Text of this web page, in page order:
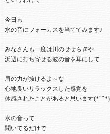
⁡今日ゎ⁡
⁡水の音にフォーカスを当ててみます♪⁡⁡
みなさんも一度は川のせせらぎや⁡
⁡浜辺に打ち寄せる波の音を耳にし⁡て⁡
⁡肩の力が抜けるよ～な⁡
⁡心地良いリラックスした感覚を⁡
⁡体感されたことがあると思います(*´˘`*)
⁡水の音って⁡
⁡聞いてるだけで